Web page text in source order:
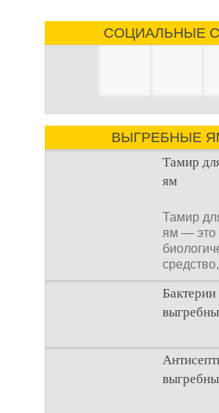
СОЦИАЛЬНЫЕ
ВЫГРЕБНЫЕ
Тамир
ям
Тамир
ям — это
Бактерии
Очистка
стока